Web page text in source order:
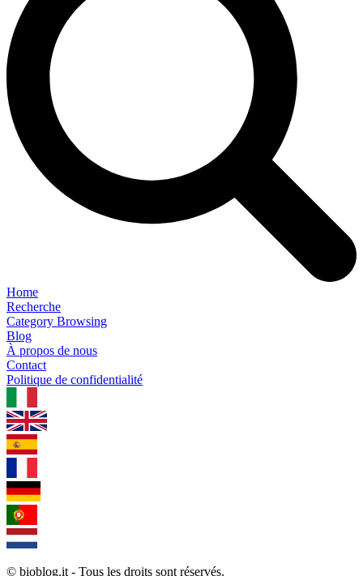
Home
Recherche
Category Browsing
Blog
À propos de nous
Contact
Politique de confidentialité
© bioblog.it - Tous les droits sont réservés.